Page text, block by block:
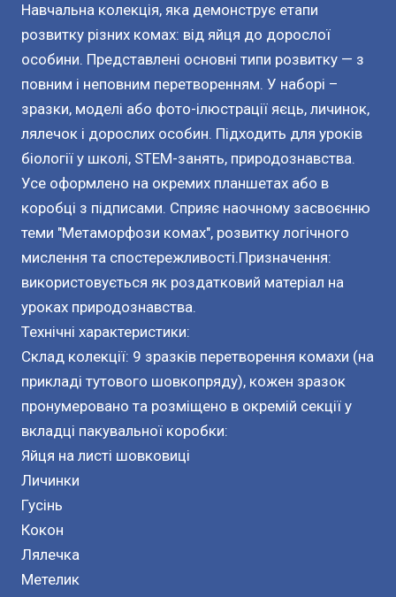
Навчальна колекція, яка демонструє етапи
розвитку різних комах: від яйця до дорослої
особини. Представлені основні типи розвитку — з
повним і неповним перетворенням. У наборі –
зразки, моделі або фото-ілюстрації яєць, личинок,
лялечок і дорослих особин. Підходить для уроків
біології у школі, STEM-занять, природознавства.
Усе оформлено на окремих планшетах або в
коробці з підписами. Сприяє наочному засвоєнню
теми "Метаморфози комах", розвитку логічного
мислення та спостережливості.Призначення:
використовується як роздатковий матеріал на
уроках природознавства.
Технічні характеристики:
Склад колекції: 9 зразків перетворення комахи (на
прикладі тутового шовкопряду), кожен зразок
пронумеровано та розміщено в окремій секції у
вкладці пакувальної коробки:
Яйця на листі шовковиці
Личинки
Гусінь
Кокон
Лялечка
Метелик